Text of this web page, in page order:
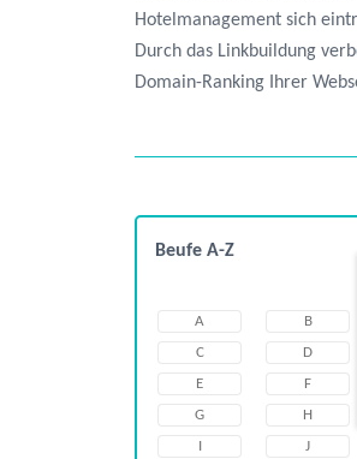
Hotelmanagement sich
Durch das Linkbuildung
Domain-Ranking Ihrer
Beufe A-Z
A
B
C
D
E
F
G
H
I
J